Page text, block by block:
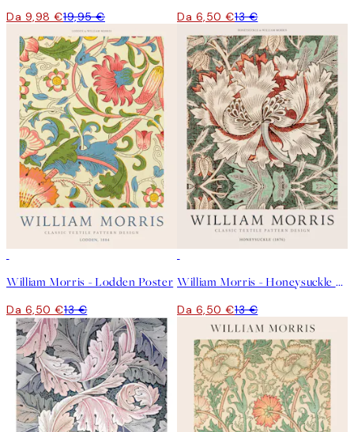
Da 9,98 €19,95 € Da 6,50 €13 €
William Morris - Lodden Poster
Da 6,50 €13 €
William Morris - Honeysuckle Poster
Da 6,50 €13 €